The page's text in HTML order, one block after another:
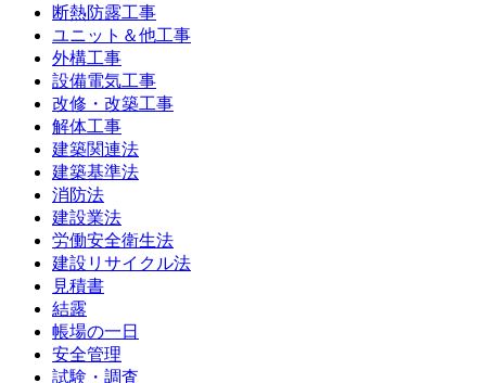
断熱防露工事
ユニット＆他工事
外構工事
設備電気工事
改修・改築工事
解体工事
建築関連法
建築基準法
消防法
建設業法
労働安全衛生法
建設リサイクル法
見積書
結露
帳場の一日
安全管理
試験・調査